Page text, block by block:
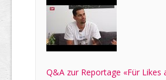
Q&A zur Reportage «Für Likes